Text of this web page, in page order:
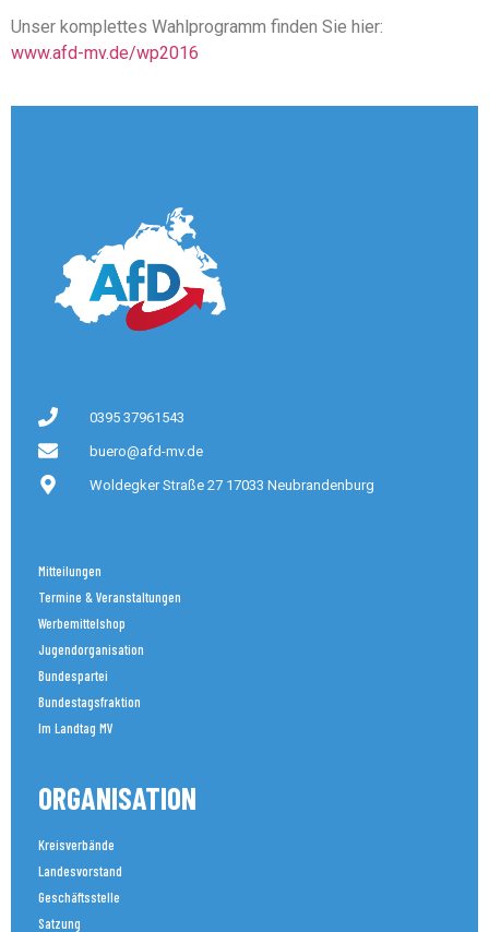
Unser komplettes Wahlprogramm finden Sie hier:
www.afd-mv.de/wp2016
0395 37961543
buero@afd-mv.de
Woldegker Straße 27 17033 Neubrandenburg
Mitteilungen
Termine & Veranstaltungen
Werbemittelshop
Jugendorganisation
Bundespartei
Bundestagsfraktion
Im Landtag MV
ORGANISATION
Kreisverbände
Landesvorstand
Geschäftsstelle
Satzung